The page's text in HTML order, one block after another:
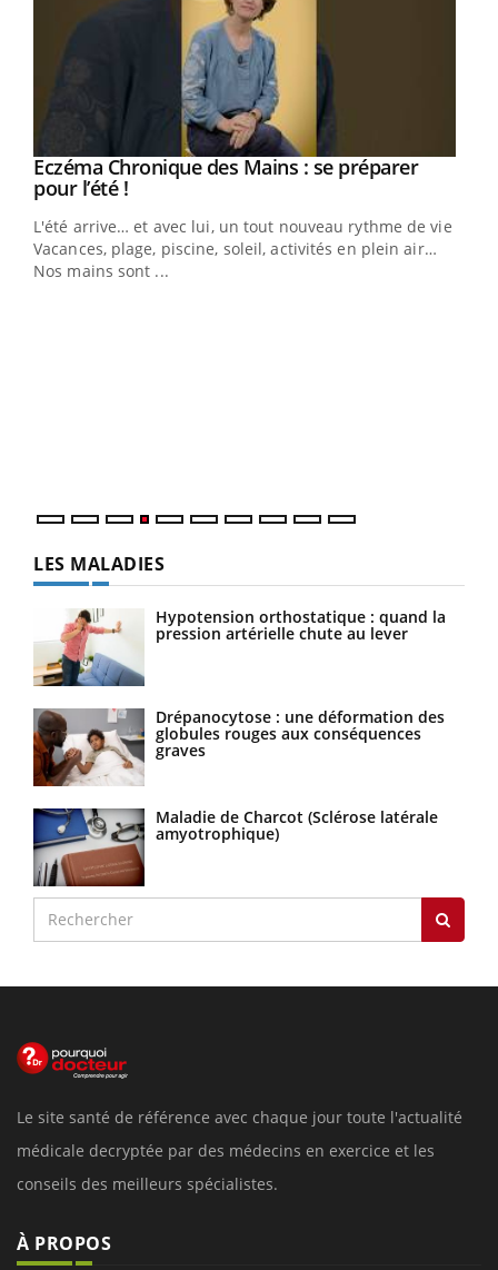
Youtube
Eczéma Chronique des Mains : se préparer
pour l’été !Youtube
L'été arrive… et avec lui, un tout nouveau rythme de vie !
Vacances, plage, piscine, soleil, activités en plein air…
Nos mains sont ...
LES MALADIES
Hypotension orthostatique : quand la
pression artérielle chute au lever
Drépanocytose : une déformation des
globules rouges aux conséquences
graves
Maladie de Charcot (Sclérose latérale
amyotrophique)
Le site santé de référence avec chaque jour toute l'actualité
médicale decryptée par des médecins en exercice et les
conseils des meilleurs spécialistes.
À PROPOS